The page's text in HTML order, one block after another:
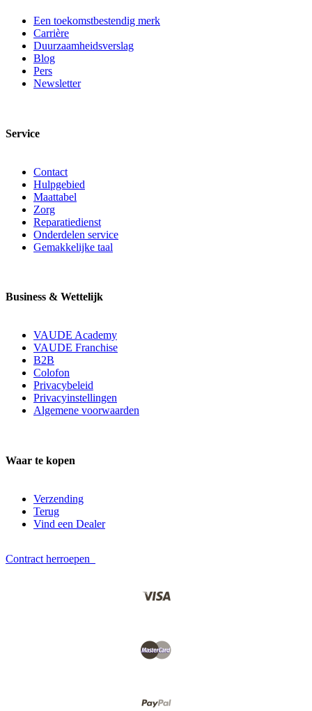
Een toekomstbestendig merk
Carrière
Duurzaamheidsverslag
Blog
Pers
Newsletter
Service
Contact
Hulpgebied
Maattabel
Zorg
Reparatiedienst
Onderdelen service
Gemakkelijke taal
Business & Wettelijk
VAUDE Academy
VAUDE Franchise
B2B
Colofon
Privacybeleid
Privacyinstellingen
Algemene voorwaarden
Waar te kopen
Verzending
Terug
Vind een Dealer
Contract herroepen